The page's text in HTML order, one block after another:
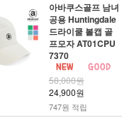
아바쿠스골프 남녀
공용 Huntingdale
드라이쿨 볼캡 골
프모자 AT01CPU
7370
58,000원
24,900원
747원 적립